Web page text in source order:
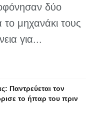
δύο
το μηχανάκι τους
για...
Παντρεύεται τον
το ήπαρ του πριν